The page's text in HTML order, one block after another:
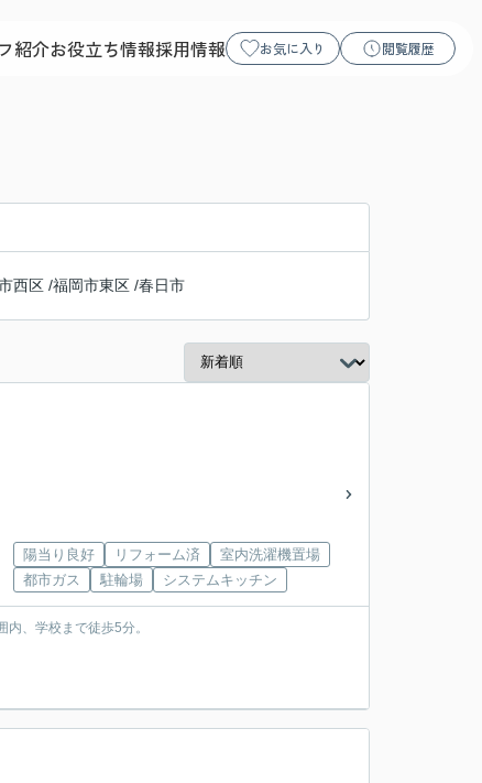
紹介お役立ち情報採用情報 お気に入り 閲覧履歴
西区 /福岡市東区 /春日市
陽当り良好 リフォーム済
室内洗濯機置場
都市ガス
駐輪場 システムキッチン
、学校まで徒歩5分。